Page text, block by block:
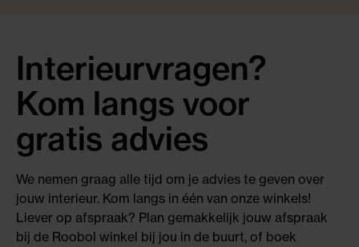
Interieurvragen?
Kom langs voor
gratis advies
We nemen graag alle tijd om je advies te geven over
jouw interieur. Kom langs in één van onze winkels!
Liever op afspraak? Plan gemakkelijk jouw afspraak
bij de Roobol winkel bij jou in de buurt, of boek